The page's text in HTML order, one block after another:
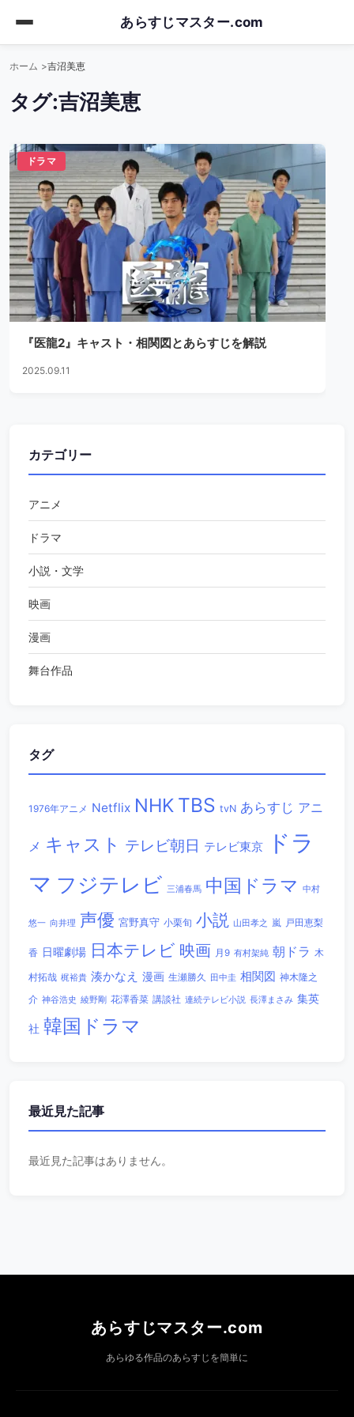
あらすじマスター.com
ホーム 吉沼美恵
タグ:吉沼美恵
ドラマ
『医龍2』キャスト・相関図とあらすじを解説
2025.09.11
カテゴリー
アニメ
ドラマ
小説・文学
映画
漫画
舞台作品
タグ
1976年アニメ Netflix NHK TBS tvN あらすじ アニ
メ キャスト テレビ朝日 テレビ東京
ドラ
マ フジテレビ 三浦春馬 中国ドラマ 中村
悠一 向井理 声優 宮野真守 小栗旬 小説 山田孝之 嵐 戸田恵梨
香 日曜劇場 日本テレビ 映画 月9 有村架純 朝ドラ 木
村拓哉 梶裕貴 湊かなえ 漫画 生瀬勝久 田中圭 相関図 神木隆之
介 神谷浩史 綾野剛 花澤香菜 講談社 連続テレビ小説 長澤まさみ 集英
社 韓国ドラマ
最近見た記事
最近見た記事はありません。
あらすじマスター.com
あらゆる作品のあらすじを簡単に